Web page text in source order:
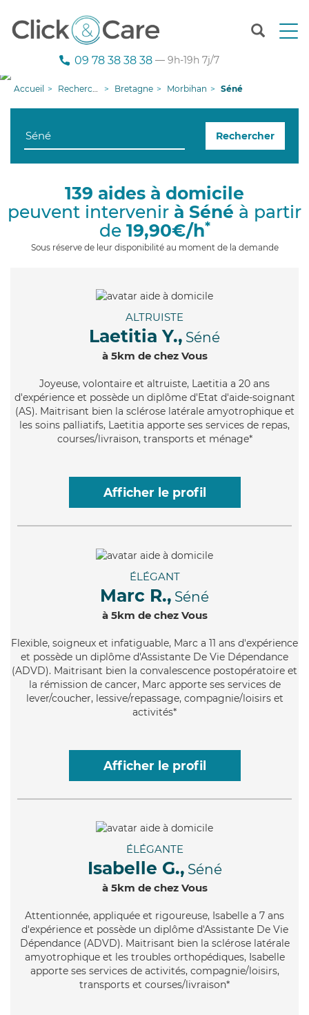
T
n
g
i
09 78 38 38 38 — 9h-19h 7j/7
Accueil Recherche aide à domicile Bretagne Morbihan Séné
Rechercher
139 aides à domicile
peuvent intervenir à Séné à partir
de 19,90€/h*
Sous réserve de leur disponibilité au moment de la demande
ALTRUISTE
Laetitia Y., Séné
à 5km de chez Vous
Joyeuse, volontaire et altruiste, Laetitia a 20 ans
d'expérience et possède un diplôme d'Etat d'aide-soignant
(AS). Maitrisant bien la sclérose latérale amyotrophique et
les soins palliatifs, Laetitia apporte ses services de repas,
courses/livraison, transports et ménage*
Afficher le profil
ÉLÉGANT
Marc R., Séné
à 5km de chez Vous
Flexible, soigneux et infatiguable, Marc a 11 ans d'expérience
et possède un diplôme d'Assistante De Vie Dépendance
(ADVD). Maitrisant bien la convalescence postopératoire et
la rémission de cancer, Marc apporte ses services de
lever/coucher, lessive/repassage, compagnie/loisirs et
activités*
Afficher le profil
ÉLÉGANTE
Isabelle G., Séné
à 5km de chez Vous
Attentionnée, appliquée et rigoureuse, Isabelle a 7 ans
d'expérience et possède un diplôme d'Assistante De Vie
Dépendance (ADVD). Maitrisant bien la sclérose latérale
amyotrophique et les troubles orthopédiques, Isabelle
apporte ses services de activités, compagnie/loisirs,
transports et courses/livraison*